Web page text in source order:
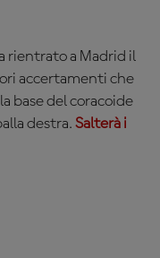
rientrato a Madrid il
accertamenti che
base del coracoide
destra. Salterà i